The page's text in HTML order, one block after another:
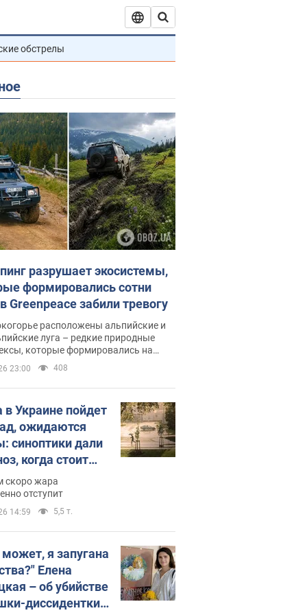
обстрелы
разрушает экосистемы,
формировались сотни
Greenpeace забили тревогу
расположены альпийские и
луга – редкие природные
которые формировались на
сотен лет
23:00 408
Украине пойдет
ожидаются
синоптики дали
когда стоит
изменения
скоро жара
отступит
14:59 5,5 т.
я запугана
Елена
– об убийстве
диссидентки